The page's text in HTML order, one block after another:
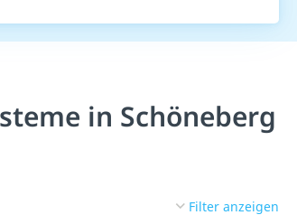
in Schöneberg
Filter anzeigen